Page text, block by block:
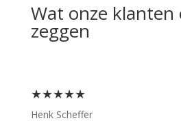
Wat onze klanten
zeggen
★★★★★
Henk Scheffer